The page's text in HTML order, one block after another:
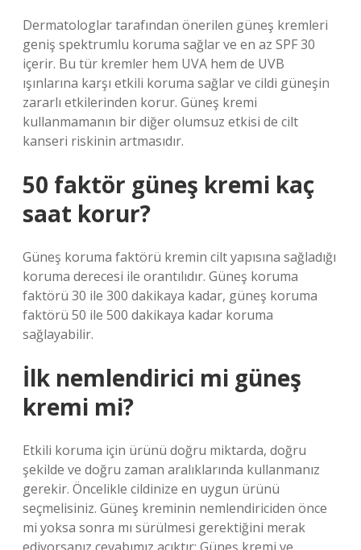
Dermatologlar tarafından önerilen güneş kremleri
geniş spektrumlu koruma sağlar ve en az SPF 30
içerir. Bu tür kremler hem UVA hem de UVB
ışınlarına karşı etkili koruma sağlar ve cildi güneşin
zararlı etkilerinden korur. Güneş kremi
kullanmamanın bir diğer olumsuz etkisi de cilt
kanseri riskinin artmasıdır.
50 faktör güneş kremi kaç
saat korur?
Güneş koruma faktörü kremin cilt yapısına sağladığı
koruma derecesi ile orantılıdır. Güneş koruma
faktörü 30 ile 300 dakikaya kadar, güneş koruma
faktörü 50 ile 500 dakikaya kadar koruma
sağlayabilir.
İlk nemlendirici mi güneş
kremi mi?
Etkili koruma için ürünü doğru miktarda, doğru
şekilde ve doğru zaman aralıklarında kullanmanız
gerekir. Öncelikle cildinize en uygun ürünü
seçmelisiniz. Güneş kreminin nemlendiriciden önce
mi yoksa sonra mı sürülmesi gerektiğini merak